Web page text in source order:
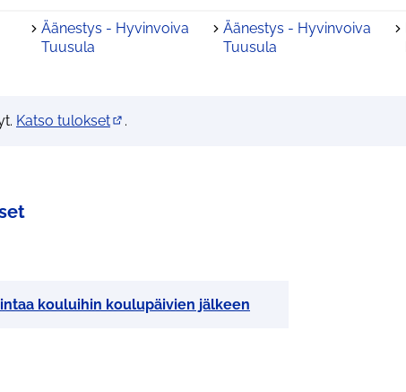
Äänestys - Hyvinvoiva
Tuusula
Äänestys - Hyvinvoiva
Tuusula
Katso tulokset
.
kouluihin koulupäivien jälkeen